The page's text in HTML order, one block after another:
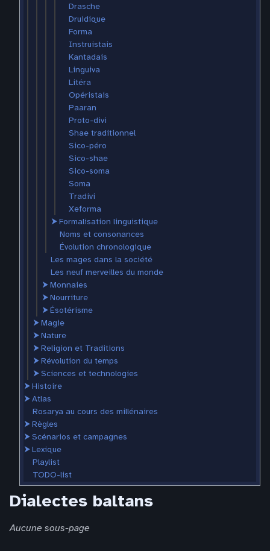
Drasche
Druidique
Forma
Instruistais
Kantadais
Linguiva
Litéra
Opéristais
Paaran
Proto-divi
Shae traditionnel
Sico-péro
Sico-shae
Sico-soma
Soma
Tradivi
Xeforma
⮞Formalisation linguistique
Noms et consonances
Évolution chronologique
Les mages dans la société
Les neuf merveilles du monde
⮞Monnaies
⮞Nourriture
⮞Ésotérisme
⮞Magie
⮞Nature
⮞Religion et Traditions
⮞Révolution du temps
⮞Sciences et technologies
⮞Histoire
⮞Atlas
Rosarya au cours des millénaires
⮞Règles
⮞Scénarios et campagnes
⮞Lexique
Playlist
TODO-list
Dialectes baltans
Aucune sous-page